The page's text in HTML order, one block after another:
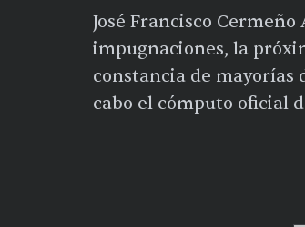
José Francisco
impugnaciones, la
constancia de mayorías
cabo el cómputo oficial